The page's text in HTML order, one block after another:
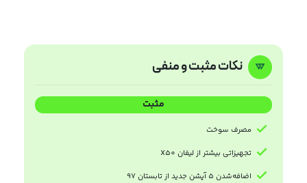
نکات مثبت و منفی
مثبت
مصرف سوخت
تجهیزاتی بیشتر از لیفان X50
اضافه‌شدن 5 آپشن جدید از تابستان 97